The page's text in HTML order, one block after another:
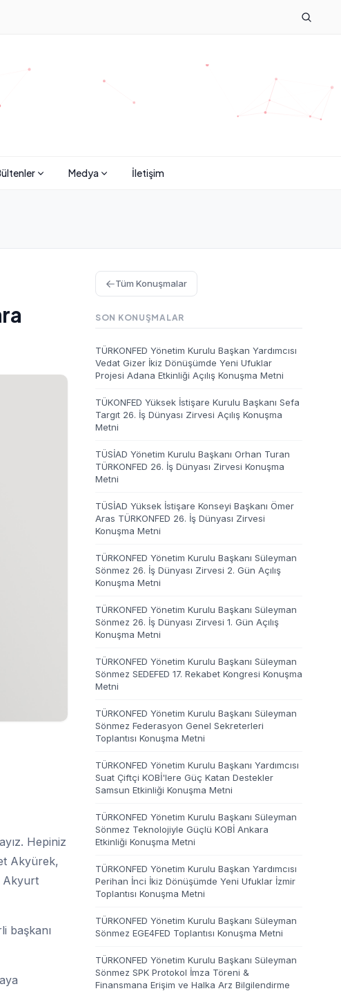
Medya İletişim
Hepiniz
Akyürek,
Akyurt
başkanı
Tüm Konuşmalar
SON KONUŞMALAR
TÜRKONFED Yönetim Kurulu Başkan Yardımcısı
Vedat Gizer İkiz Dönüşümde Yeni Ufuklar
Projesi Adana Etkinliği Açılış Konuşma Metni
TÜKONFED Yüksek İstişare Kurulu Başkanı Sefa
Targıt 26. İş Dünyası Zirvesi Açılış Konuşma
Metni
TÜSİAD Yönetim Kurulu Başkanı Orhan Turan
TÜRKONFED 26. İş Dünyası Zirvesi Konuşma
Metni
TÜSİAD Yüksek İstişare Konseyi Başkanı Ömer
Aras TÜRKONFED 26. İş Dünyası Zirvesi
Konuşma Metni
TÜRKONFED Yönetim Kurulu Başkanı Süleyman
Sönmez 26. İş Dünyası Zirvesi 2. Gün Açılış
Konuşma Metni
TÜRKONFED Yönetim Kurulu Başkanı Süleyman
Sönmez 26. İş Dünyası Zirvesi 1. Gün Açılış
Konuşma Metni
TÜRKONFED Yönetim Kurulu Başkanı Süleyman
Sönmez SEDEFED 17. Rekabet Kongresi Konuşma
Metni
TÜRKONFED Yönetim Kurulu Başkanı Süleyman
Sönmez Federasyon Genel Sekreterleri
Toplantısı Konuşma Metni
TÜRKONFED Yönetim Kurulu Başkanı Yardımcısı
Suat Çiftçi KOBİ'lere Güç Katan Destekler
Samsun Etkinliği Konuşma Metni
TÜRKONFED Yönetim Kurulu Başkanı Süleyman
Sönmez Teknolojiyle Güçlü KOBİ Ankara
Etkinliği Konuşma Metni
TÜRKONFED Yönetim Kurulu Başkan Yardımcısı
Perihan İnci İkiz Dönüşümde Yeni Ufuklar İzmir
Toplantısı Konuşma Metni
TÜRKONFED Yönetim Kurulu Başkanı Süleyman
Sönmez EGE4FED Toplantısı Konuşma Metni
TÜRKONFED Yönetim Kurulu Başkanı Süleyman
Sönmez SPK Protokol İmza Töreni &
Finansmana Erişim ve Halka Arz Bilgilendirme